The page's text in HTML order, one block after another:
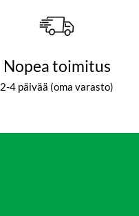
Nopea toimitus
2-4 päivää (oma varasto)